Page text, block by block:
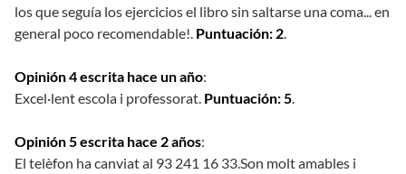
los que seguía los ejercicios el libro sin saltarse una coma... en
general poco recomendable!. Puntuación: 2
Opinión 4 escrita hace un año:
Excel·lent escola i professorat. Puntuación: 5
Opinión 5 escrita hace 2 años:
El telèfon ha canviat al 93 241 16 33.Son molt amables i